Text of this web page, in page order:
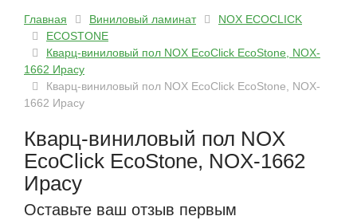
Главная Виниловый ламинат
NOX ECOCLICK
ECOSTONE
Кварц-виниловый пол NOX EcoClick EcoStone, NOX-
1662 Ирасу
Кварц-виниловый пол NOX EcoClick EcoStone, NOX-
1662 Ирасу
Кварц-виниловый пол NOX
EcoClick EcoStone, NOX-1662
Ирасу
Оставьте ваш отзыв первым